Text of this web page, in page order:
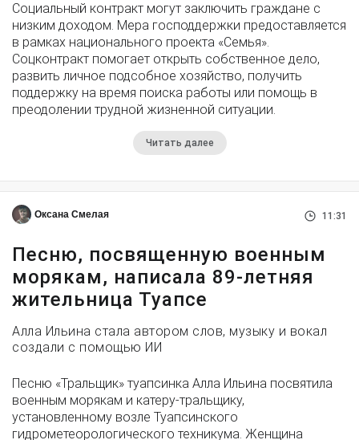
Социальный контракт могут заключить граждане с
низким доходом. Мера господдержки предоставляется
в рамках национального проекта «Семья».
Соцконтракт помогает открыть собственное дело,
развить личное подсобное хозяйство, получить
поддержку на время поиска работы или помощь в
преодолении трудной жизненной ситуации.
Читать далее
Оксана Смелая 11:31
Песню, посвященную военным
морякам, написала 89-летняя
жительница Туапсе
Алла Ильина стала автором слов, музыку и вокал
создали с помощью ИИ
Песню «Тральщик» туапсинка Алла Ильина посвятила
военным морякам и катеру-тральщику,
установленному возле Туапсинского
гидрометеорологического техникума. Женщина